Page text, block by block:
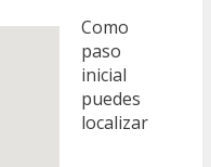
Como
paso
inicial
puedes
localizar